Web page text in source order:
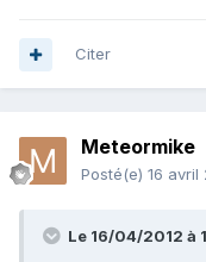
Citer
Meteormike
Posté(e) 16 avril
Le 16/04/2012 à